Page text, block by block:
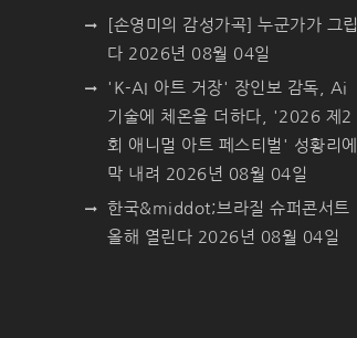
[손영미의 감성가곡] 누군가가 그립
다 2026년 08월 04일
'K-AI 아트 거장' 장인보 감독, Ai
기술에 체온을 더하다, '2026 제2
회 애니멀 아트 페스티벌' 성황리에
막 내려 2026년 08월 04일
한국&middot;브라질 슈퍼콘서트
올해 열린다 2026년 08월 04일